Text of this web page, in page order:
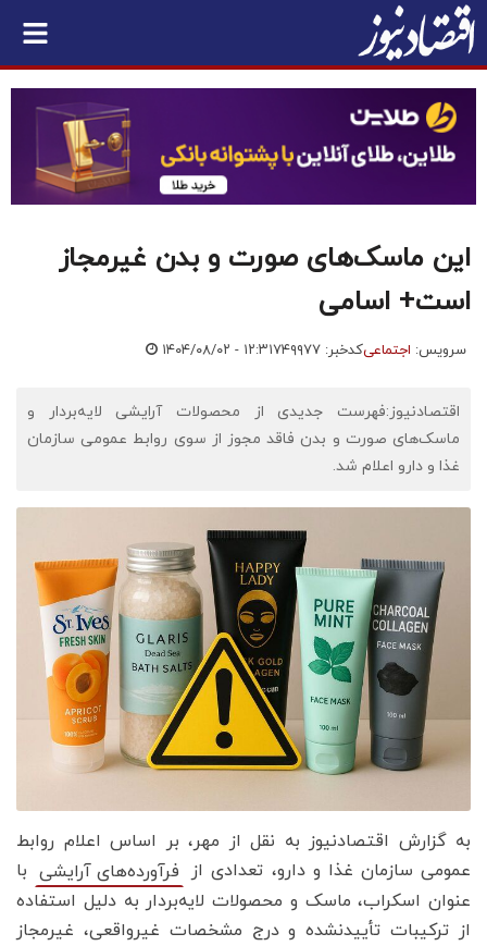
این ماسک‌های صورت و بدن غیرمجاز
است+ اسامی
سرویس: اجتماعیکدخبر: ۷۴۹۹۷۷ ۱۴۰۴/۰۸/۰۲ - ۱۲:۳۱
اقتصادنیوز:فهرست جدیدی از محصولات آرایشی لایه‌بردار و
ماسک‌های صورت و بدن فاقد مجوز از سوی روابط عمومی سازمان
غذا و دارو اعلام شد.
به گزارش اقتصادنیوز به نقل از مهر، بر اساس اعلام روابط
عمومی سازمان غذا و دارو، تعدادی از
فرآورده‌های آرایشی با
عنوان اسکراب، ماسک و محصولات لایه‌بردار به دلیل استفاده
از ترکیبات تأییدنشده و درج مشخصات غیرواقعی، غیرمجاز